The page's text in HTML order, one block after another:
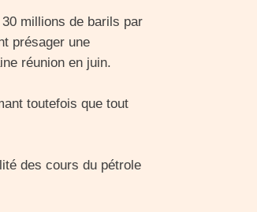
millions de barils par
présager une
réunion en juin.
toutefois que tout
des cours du pétrole